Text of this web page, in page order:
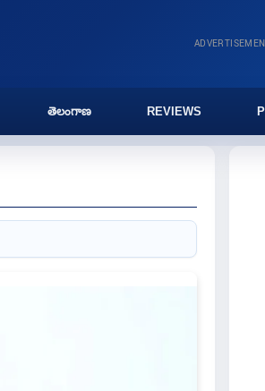
తెలంగాణ REVIEWS